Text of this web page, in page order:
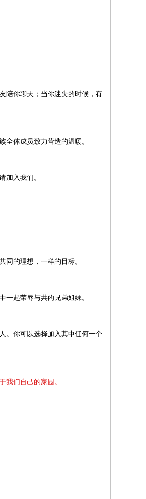
陪你聊天；当你迷失的时候，有
全体成员致力营造的温暖。
加入我们。
同的理想，一样的目标。
一起荣辱与共的兄弟姐妹。
。你可以选择加入其中任何一个
我们自己的家园。